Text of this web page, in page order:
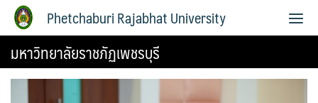
Phetchaburi Rajabhat University
มหาวิทยาลัยราชภัฏเพชรบุรี